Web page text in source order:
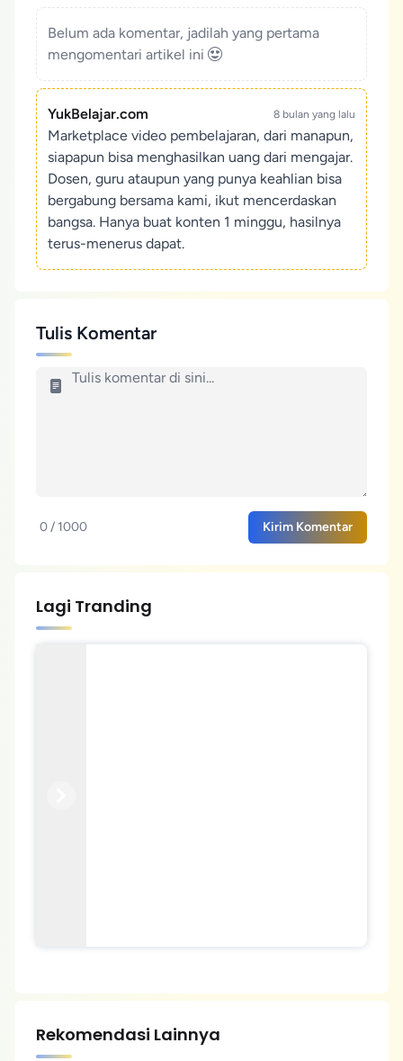
Belum ada komentar, jadilah yang pertama
mengomentari artikel ini
YukBelajar.com 8 bulan yang lalu
Marketplace video pembelajaran, dari manapun,
siapapun bisa menghasilkan uang dari mengajar.
Dosen, guru ataupun yang punya keahlian bisa
bergabung bersama kami, ikut mencerdaskan
bangsa. Hanya buat konten 1 minggu, hasilnya
terus-menerus dapat.
Tulis Komentar
0 / 1000 Kirim Komentar
Lagi Tranding
Rekomendasi Lainnya